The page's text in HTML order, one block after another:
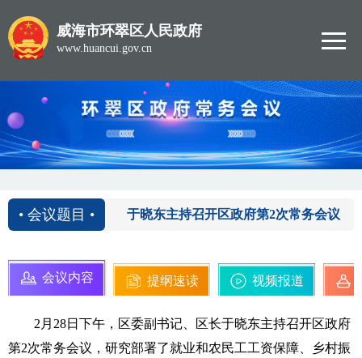
威海市环翠区人民政府
www.huancui.gov.cn
• 会议题目 • 于晓东主持召开区政府第2次常务会议
会议内容 提纲速读 视频报道
2月28日下午，区委副书记、区长于晓东主持召开区政府
第2次常务会议，研究部署了就业和农民工工资保障、乡村振